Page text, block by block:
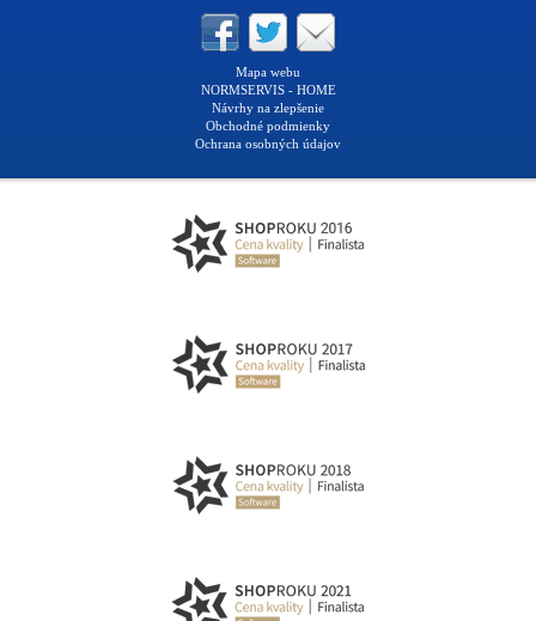
Mapa webu
NORMSERVIS - HOME
Návrhy na zlepšenie
Obchodné podmienky
Ochrana osobných údajov